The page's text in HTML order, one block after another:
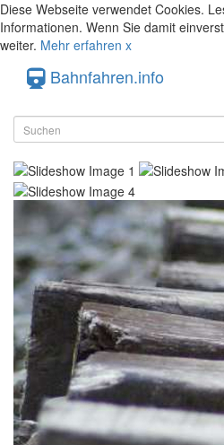
Diese Webseite verwendet Cookies.
Informationen. Wenn Sie damit
weiter. Mehr erfahren x
Bahnfahren.info